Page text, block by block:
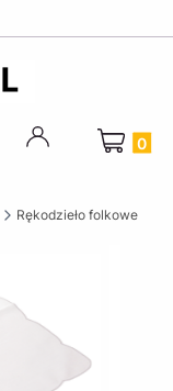
Produkty
Rękodzieło folkowe